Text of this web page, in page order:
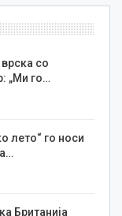
со
„Ми го…
лето“ го носи
Британија